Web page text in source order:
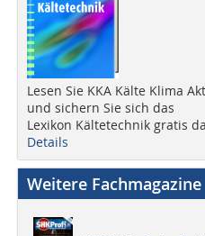
Lesen Sie KKA Kälte Klima
und sichern Sie sich das
Lexikon Kältetechnik gratis
Details
Weitere Fachmagazine